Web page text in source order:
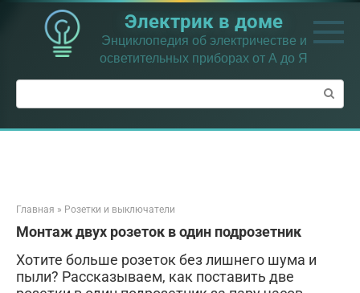
Перейти
контенту
Электрик в доме
Энциклопедия об электричестве и
осветительных приборах от А до Я
Поиск:
Главная » Розетки и выключатели
Монтаж двух розеток в один подрозетник
Хотите больше розеток без лишнего шума и
пыли? Рассказываем, как поставить две